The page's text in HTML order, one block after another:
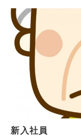
新入社員